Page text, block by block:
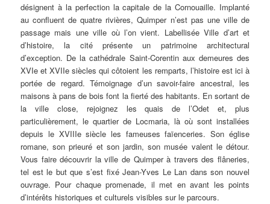
désignent à la perfection la capitale de la Cornouaille. Implanté
au confluent de quatre rivières, Quimper n’est pas une ville de
passage mais une ville où l’on vient. Labellisée Ville d’art et
d’histoire, la cité présente un patrimoine architectural
d’exception. De la cathédrale Saint-Corentin aux demeures des
XVIe et XVIIe siècles qui côtoient les remparts, l’histoire est ici à
portée de regard. Témoignage d’un savoir-faire ancestral, les
maisons à pans de bois font la fierté des habitants. En sortant de
la ville close, rejoignez les quais de l’Odet et, plus
particulièrement, le quartier de Locmaria, là où sont installées
depuis le XVIIIe siècle les fameuses faïenceries. Son église
romane, son prieuré et son jardin, son musée valent le détour.
Vous faire découvrir la ville de Quimper à travers des flâneries,
tel est le but que s’est fixé Jean-Yves Le Lan dans son nouvel
ouvrage. Pour chaque promenade, il met en avant les points
d’intérêts historiques et culturels visibles sur le parcours.